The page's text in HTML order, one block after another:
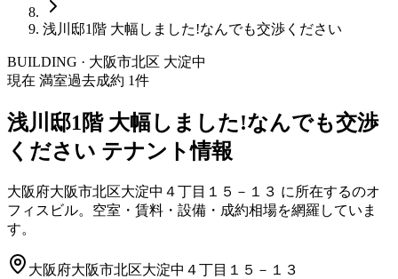
浅川邸1階 大幅しました!なんでも交渉ください
BUILDING · 大阪市北区 大淀中
現在 満室過去成約 1件
浅川邸1階 大幅しました!なんでも交渉
ください テナント情報
大阪府大阪市北区大淀中４丁目１５－１３ に所在するのオ
フィスビル。空室・賃料・設備・成約相場を網羅していま
す。
大阪府大阪市北区大淀中４丁目１５－１３